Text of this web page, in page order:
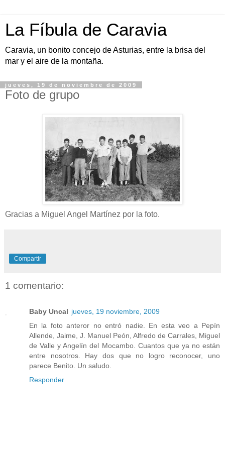
La Fíbula de Caravia
Caravia, un bonito concejo de Asturias, entre la brisa del
mar y el aire de la montaña.
jueves, 19 de noviembre de 2009
Foto de grupo
Gracias a Miguel Angel Martínez por la foto.
Compartir
1 comentario:
Baby Uncal jueves, 19 noviembre, 2009
En la foto anteror no entró nadie. En esta veo a Pepín
Allende, Jaime, J. Manuel Peón, Alfredo de Carrales, Miguel
de Valle y Angelín del Mocambo. Cuantos que ya no están
entre nosotros. Hay dos que no logro reconocer, uno
parece Benito. Un saludo.
Responder